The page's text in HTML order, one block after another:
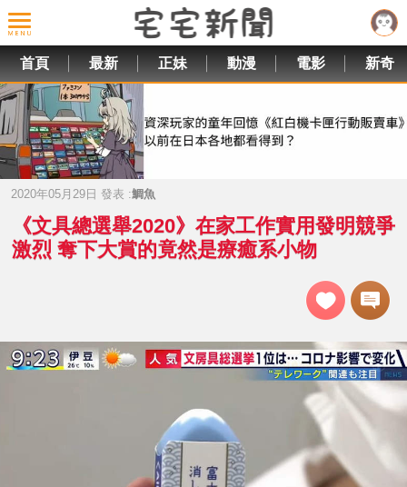
首頁 最新 正妹 動漫 電影 新奇
2020年05月29日 發表 :鯛魚
《文具總選舉2020》在家工作實用發明競爭
激烈 奪下大賞的竟然是療癒系小物